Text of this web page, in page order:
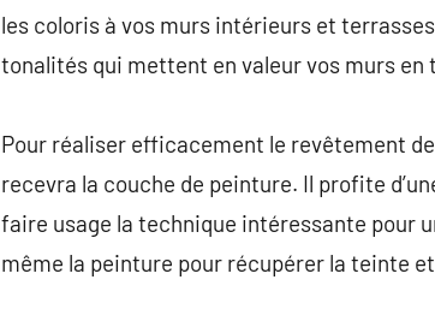
les coloris à vos murs intérieurs et
tonalités qui mettent en valeur vos murs en
Pour réaliser efficacement le revêtement
recevra la couche de peinture. Il profite
faire usage la technique intéressante pour
même la peinture pour récupérer la teinte